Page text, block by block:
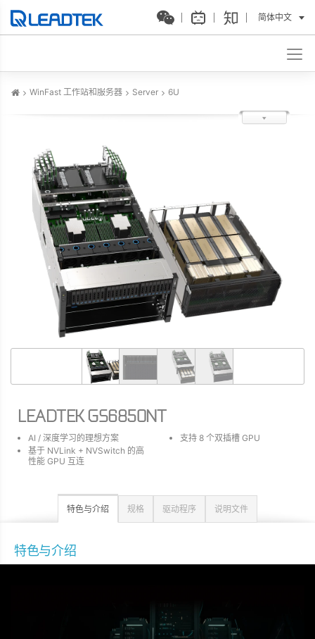
简体中文
WinFast 工作站和服务器 Server 6U
LEADTEK GS6850NT
AI / 深度学习的理想方案
支持 8 个双插槽 GPU
基于 NVLink + NVSwitch 的高
性能 GPU 互连
特色与介绍 规格 驱动程序 说明文件
特色与介绍